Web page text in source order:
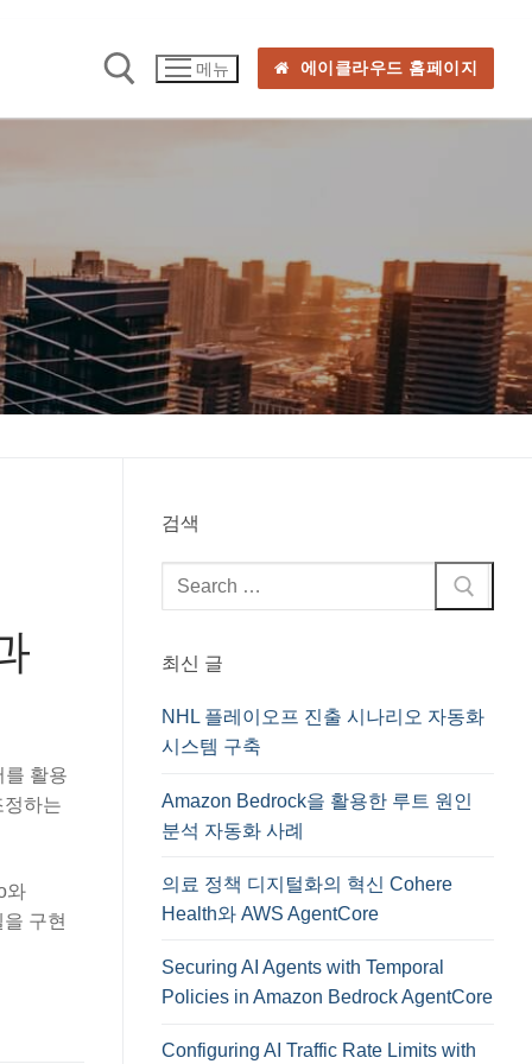
메뉴 에이클라우드 홈페이지
를 활용
하는
와
구현
검색
검
색
최신 글
NHL 플레이오프 진출 시나리오 자동화
시스템 구축
Amazon Bedrock을 활용한 루트 원인
분석 자동화 사례
의료 정책 디지털화의 혁신 Cohere
Health와 AWS AgentCore
Securing AI Agents with Temporal
Policies in Amazon Bedrock AgentCore
Configuring AI Traffic Rate Limits with